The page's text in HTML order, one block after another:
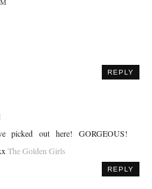
REPLY
picked out here! GORGEOUS!
The Golden Girls
REPLY